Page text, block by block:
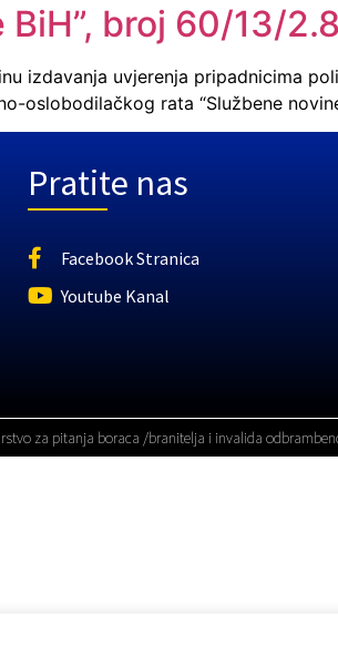
broj 60/13/
izdavanja uvjerenja pripadnicima
oslobodilačkog rata “Službene
Pratite nas
Facebook Stranica
Youtube Kanal
za pitanja boraca /branitelja i invalida